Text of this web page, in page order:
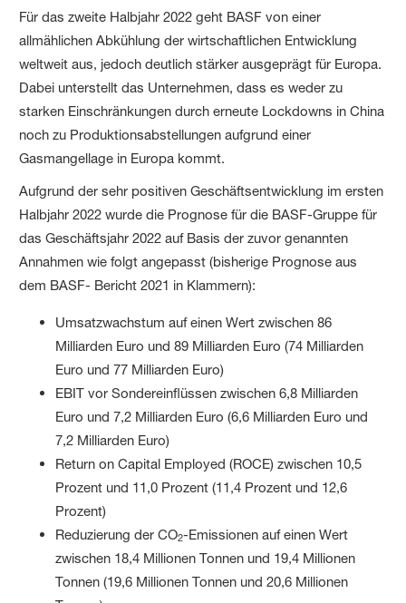
Für das zweite Halbjahr 2022 geht BASF von einer
allmählichen Abkühlung der wirtschaftlichen Entwicklung
weltweit aus, jedoch deutlich stärker ausgeprägt für Europa.
Dabei unterstellt das Unternehmen, dass es weder zu
starken Einschränkungen durch erneute Lockdowns in China
noch zu Produktionsabstellungen aufgrund einer
Gasmangellage in Europa kommt.
Aufgrund der sehr positiven Geschäftsentwicklung im ersten
Halbjahr 2022 wurde die Prognose für die BASF-Gruppe für
das Geschäftsjahr 2022 auf Basis der zuvor genannten
Annahmen wie folgt angepasst (bisherige Prognose aus
dem BASF- Bericht 2021 in Klammern):
Umsatzwachstum auf einen Wert zwischen 86
Milliarden Euro und 89 Milliarden Euro (74 Milliarden
Euro und 77 Milliarden Euro)
EBIT vor Sondereinflüssen zwischen 6,8 Milliarden
Euro und 7,2 Milliarden Euro (6,6 Milliarden Euro und
7,2 Milliarden Euro)
Return on Capital Employed (ROCE) zwischen 10,5
Prozent und 11,0 Prozent (11,4 Prozent und 12,6
Prozent)
Reduzierung der CO2-Emissionen auf einen Wert
zwischen 18,4 Millionen Tonnen und 19,4 Millionen
Tonnen (19,6 Millionen Tonnen und 20,6 Millionen